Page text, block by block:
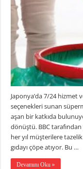
Japonya’da 7/24 hizmet
seçenekleri sunan
aşan bir katkıda
dönüştü. BBC
her yıl müşterilere
gıdayı çöpe atıyor. Bu …
Devamını Oku »